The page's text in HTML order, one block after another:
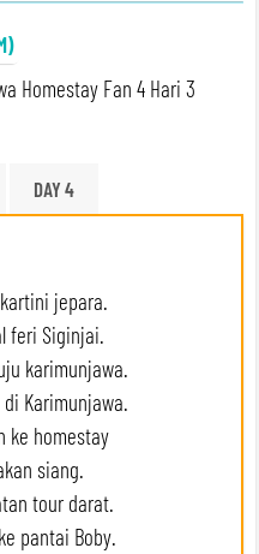
Homestay Fan 4 Hari 3
DAY 4
jepara.
feri Siginjai.
karimunjawa.
Karimunjawa.
ke homestay
siang.
tour darat.
pantai Boby.